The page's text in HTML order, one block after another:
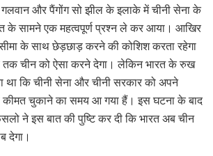
गलवान और पैंगोंग सो झील के इलाके में चीनी सेना के
के सामने एक महत्वपूर्ण प्रश्न ले कर आया। आखिर
के साथ छेड़छाड़ करने की कोशिश करता रहेगा
तक चीन को ऐसा करने देगा। लेकिन भारत के रुख
था कि चीनी सेना और चीनी सरकार को अपने
कीमत चुकाने का समय आ गया हैं। इस घटना के बाद
ने इस बात की पुष्टि कर दी कि भारत अब चीन
देगा।